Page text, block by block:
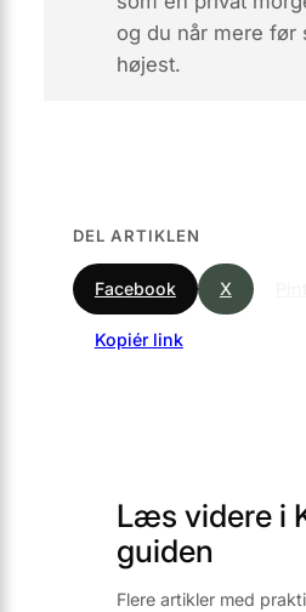
og du når mere før
højest.
DEL ARTIKLEN
Facebook X
Kopiér link
Læs videre i
guiden
Flere artikler med